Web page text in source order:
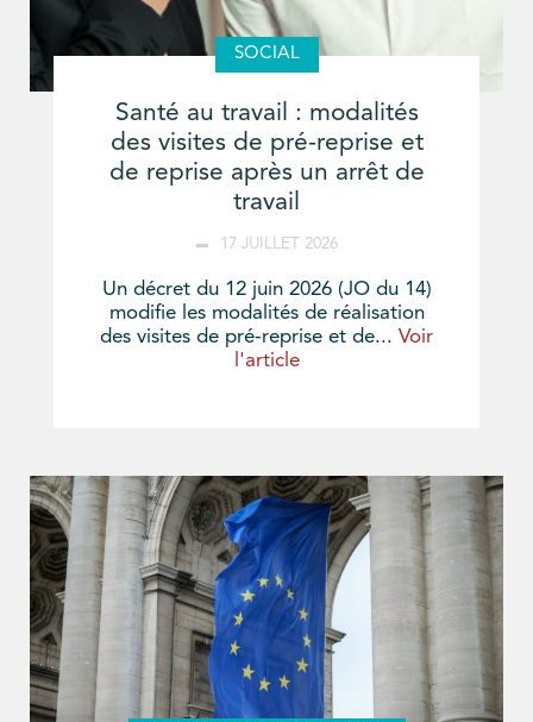
SOCIAL
Santé au travail : modalités
des visites de pré-reprise et
de reprise après un arrêt de
travail
17 JUILLET 2026
Un décret du 12 juin 2026 (JO du 14)
modifie les modalités de réalisation
des visites de pré-reprise et de... Voir
l'article